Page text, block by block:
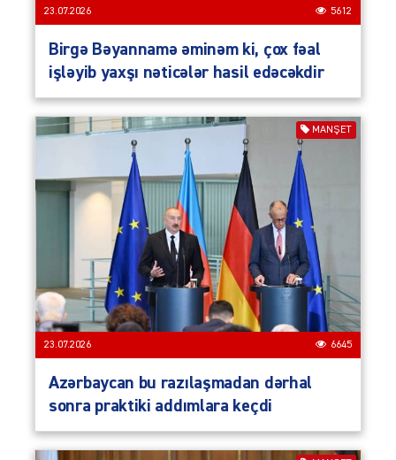
23.07.2026 5612
Birgə Bəyannamə əminəm ki, çox fəal
işləyib yaxşı nəticələr hasil edəcəkdir
MANŞET
23.07.2026 6645
Azərbaycan bu razılaşmadan dərhal
sonra praktiki addımlara keçdi